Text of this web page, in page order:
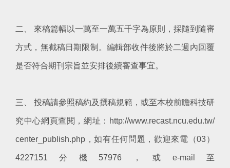
二、 來稿篇幅以一萬至一萬五千字為原則，採隨到隨審
方式，無截稿日期限制。編輯部收件後將於二週內回覆
是否符合期刊宗旨並安排後續審查事宜。
三、 投稿請參照稿約及撰稿規範，或至本校前瞻科技研
究中心網頁查閱，網址：http://www.recast.ncu.edu.tw/
center_publish.php，如有任何問題，歡迎來電（03）
4227151分機57976，或e-mail至